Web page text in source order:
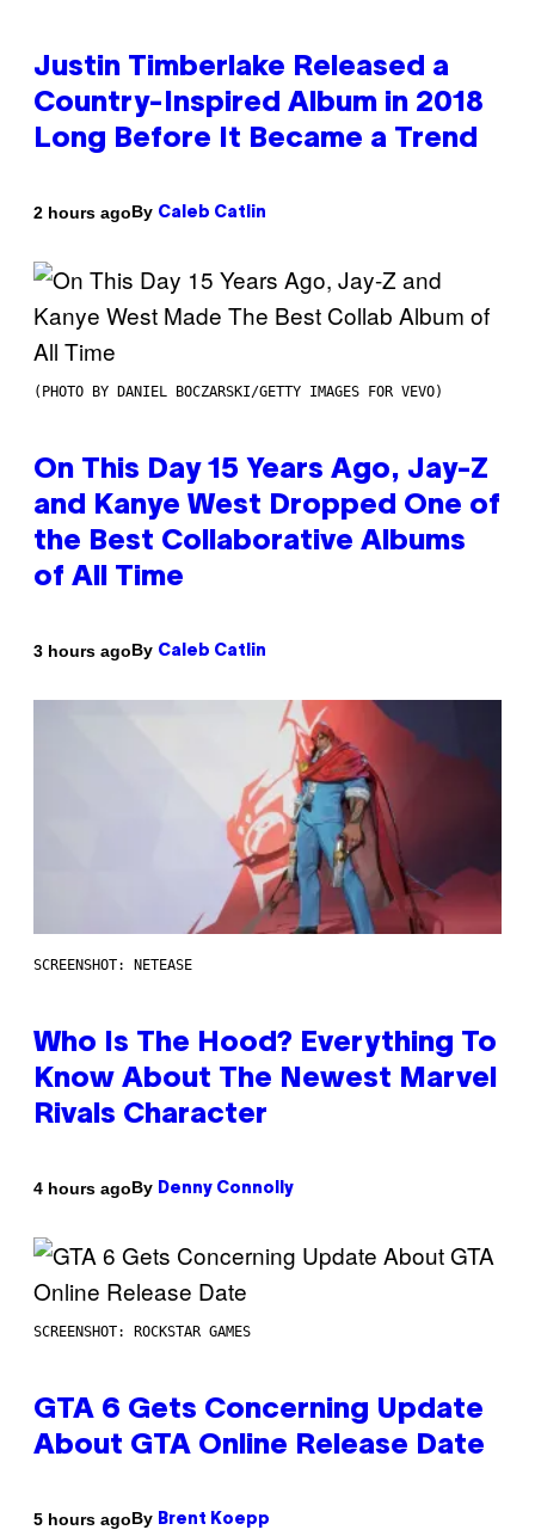
Justin Timberlake Released a
Country-Inspired Album in 2018
Long Before It Became a Trend
2 hours agoBy Caleb Catlin
(PHOTO BY DANIEL BOCZARSKI/GETTY IMAGES FOR VEVO)
On This Day 15 Years Ago, Jay-Z
and Kanye West Dropped One of
the Best Collaborative Albums
of All Time
3 hours agoBy Caleb Catlin
SCREENSHOT: NETEASE
Who Is The Hood? Everything To
Know About The Newest Marvel
Rivals Character
4 hours agoBy Denny Connolly
SCREENSHOT: ROCKSTAR GAMES
GTA 6 Gets Concerning Update
About GTA Online Release Date
5 hours agoBy Brent Koepp